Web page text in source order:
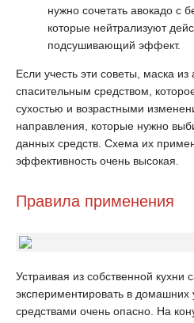
нужно сочетать авокадо с
которые нейтрализуют
подсушивающий эффект.
Если учесть эти советы, маска из
спасительным средством,
сухостью и возрастными
направления, которые нужно
данных средств. Схема их
эффективность очень высокая.
Правила применения
Устраивая из собственной кухни
экспериментировать в домашних
средствами очень опасно. На